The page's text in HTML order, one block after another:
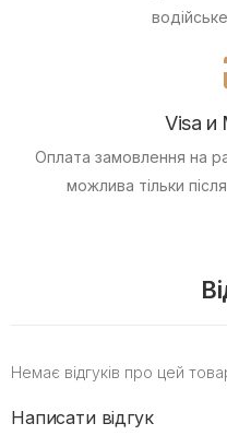
Visa и
Оплата замовлення на
можлива тільки
Немає відгуків про цей
Написати відгук